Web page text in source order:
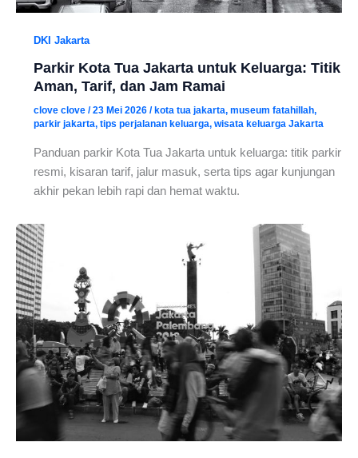
DKI Jakarta
Parkir Kota Tua Jakarta untuk Keluarga: Titik
Aman, Tarif, dan Jam Ramai
clove clove /23 Mei 2026 / kota tua jakarta, museum fatahillah,
parkir jakarta, tips perjalanan keluarga, wisata keluarga Jakarta
Panduan parkir Kota Tua Jakarta untuk keluarga: titik parkir
resmi, kisaran tarif, jalur masuk, serta tips agar kunjungan
akhir pekan lebih rapi dan hemat waktu.